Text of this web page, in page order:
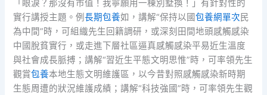
「眼淚？那沒有市值！我寧願用一棟別墅換！」有針對性的
實行講授主題。例長期包養如，講解“保持以國包養網單次民
為中間”時，可組織先生回籍調研，或深刻田間地頭感觸感染
中國脫貧實行，或走進下層社區逼真感觸感染平易近生溫度
與社會成長脈搏；講解“習近生平態文明思惟”時，可率領先生
觀賞包養本地生態文明維護區，以今昔對照感觸感染新時期
生態周遭的狀況維護成績；講解“科技強國”時，可率領先生觀